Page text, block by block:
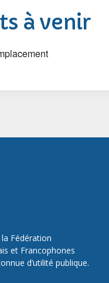
à venir
Fédération
et Francophones
d’utilité publique.